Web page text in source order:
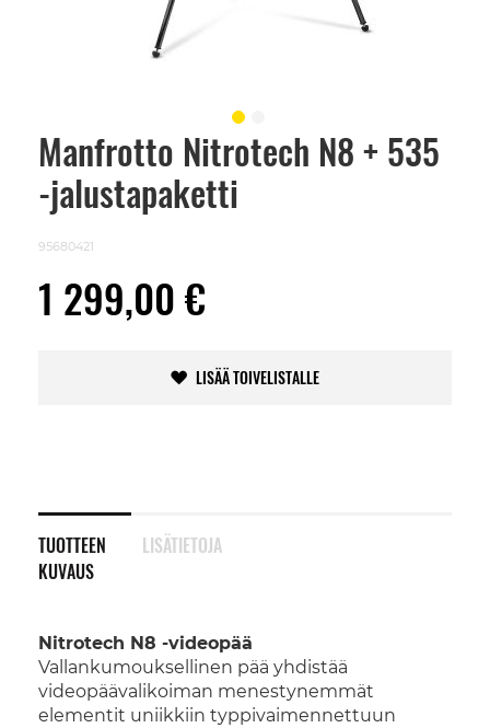
Manfrotto Nitrotech N8 + 535
-jalustapaketti
95680421
1 299,00 €
LISÄÄ TOIVELISTALLE
TUOTTEEN
KUVAUS
Nitrotech N8 -videopää
Vallankumouksellinen pää yhdistää
videopäävalikoiman menestynemmät
elementit uniikkiin typpivaimennettuun
LISÄTIETOJA
Skip
beginning
images